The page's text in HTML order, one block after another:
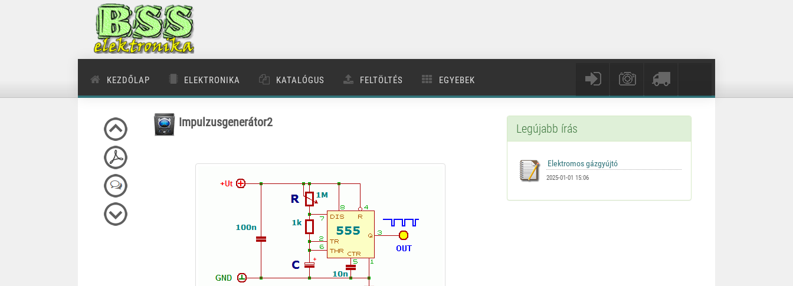
KEZDŐLAP ELEKTRONIKA KATALÓGUS FELTÖLTÉS EGYEBEK
Impulzusgenerátor2 Legújabb írás
2025-01-01 15:06